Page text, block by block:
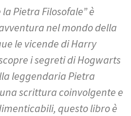
Pietra Filosofale” è
nel mondo della
le vicende di Harry
i segreti di Hogwarts
leggendaria Pietra
scrittura coinvolgente e
questo libro è